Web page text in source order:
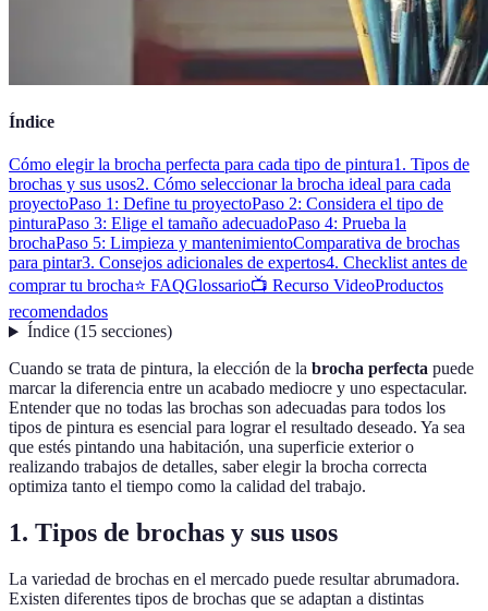
Índice
Cómo elegir la brocha perfecta para cada tipo de pintura1. Tipos de
brochas y sus usos2. Cómo seleccionar la brocha ideal para cada
proyectoPaso 1: Define tu proyectoPaso 2: Considera el tipo de
pinturaPaso 3: Elige el tamaño adecuadoPaso 4: Prueba la
brochaPaso 5: Limpieza y mantenimientoComparativa de brochas
para pintar3. Consejos adicionales de expertos4. Checklist antes de
comprar tu brocha⭐ FAQGlossario📺 Recurso VideoProductos
recomendados
Índice(15 secciones)
Cuando se trata de pintura, la elección de la brocha perfecta puede
marcar la diferencia entre un acabado mediocre y uno espectacular.
Entender que no todas las brochas son adecuadas para todos los
tipos de pintura es esencial para lograr el resultado deseado. Ya sea
que estés pintando una habitación, una superficie exterior o
realizando trabajos de detalles, saber elegir la brocha correcta
optimiza tanto el tiempo como la calidad del trabajo.
1. Tipos de brochas y sus usos
La variedad de brochas en el mercado puede resultar abrumadora.
Existen diferentes tipos de brochas que se adaptan a distintas